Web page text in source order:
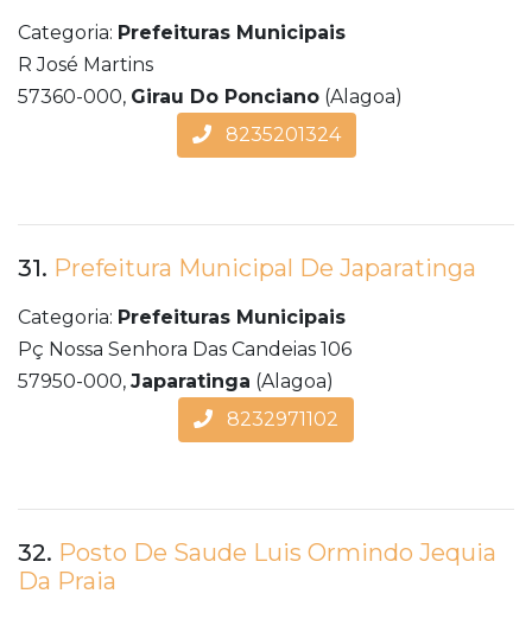
Categoria: Prefeituras Municipais
R José Martins
57360-000, Girau Do Ponciano (Alagoa)
8235201324
31. Prefeitura Municipal De Japaratinga
Categoria: Prefeituras Municipais
Pç Nossa Senhora Das Candeias 106
57950-000, Japaratinga (Alagoa)
8232971102
32. Posto De Saude Luis Ormindo Jequia
Da Praia